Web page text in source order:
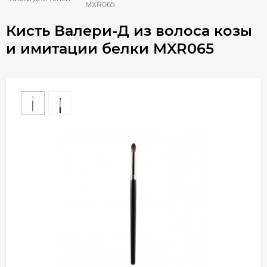
MXR065
Кисть Валери-Д из волоса козы
и имитации белки MXR065